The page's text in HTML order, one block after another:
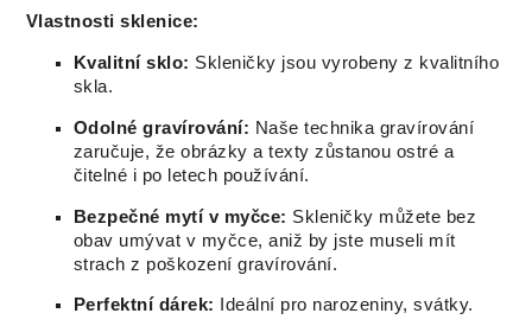
Vlastnosti sklenice:
Kvalitní sklo: Skleničky jsou vyrobeny z kvalitního
skla.
Odolné gravírování: Naše technika gravírování
zaručuje, že obrázky a texty zůstanou ostré a
čitelné i po letech používání.
Bezpečné mytí v myčce: Skleničky můžete bez
obav umývat v myčce, aniž by jste museli mít
strach z poškození gravírování.
Perfektní dárek: Ideální pro narozeniny, svátky.